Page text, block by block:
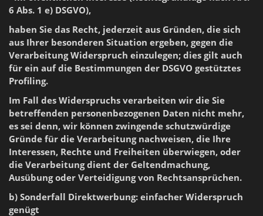
6 Abs. 1 e) DSGVO),
haben Sie das Recht, jederzeit aus Gründen, die sich
aus Ihrer besonderen Situation ergeben, gegen die
Verarbeitung Widerspruch einzulegen; dies gilt auch
für ein auf die Bestimmungen der DSGVO gestütztes
Profiling.
Im Fall des Widerspruchs verarbeiten wir die Sie
betreffenden personenbezogenen Daten nicht mehr,
es sei denn, wir können zwingende schutzwürdige
Gründe für die Verarbeitung nachweisen, die Ihre
Interessen, Rechte und Freiheiten überwiegen, oder
die Verarbeitung dient der Geltendmachung,
Ausübung oder Verteidigung von Rechtsansprüchen.
b) Sonderfall Direktwerbung: einfacher Widerspruch
genügt